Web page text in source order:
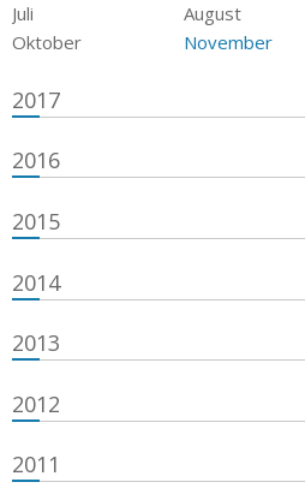
Juli
August
Oktober
November
2017
2016
2015
2014
2013
2012
2011